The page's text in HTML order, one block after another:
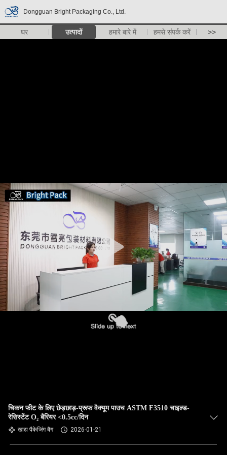
Dongguan Bright Packaging Co., Ltd.
घर उत्पादों हमारे बारे में हमसे संपर्क करें >>
चिकन फीट के लिए छेड़छाड़-प्रूफ वैक्यूम पाउच ASTM F3510 चाइल्ड-
रेसिस्टेंट O₂ बैरियर <0.5cc/दिन
खाद्य पैकेजिंग बैग 2026-01-21